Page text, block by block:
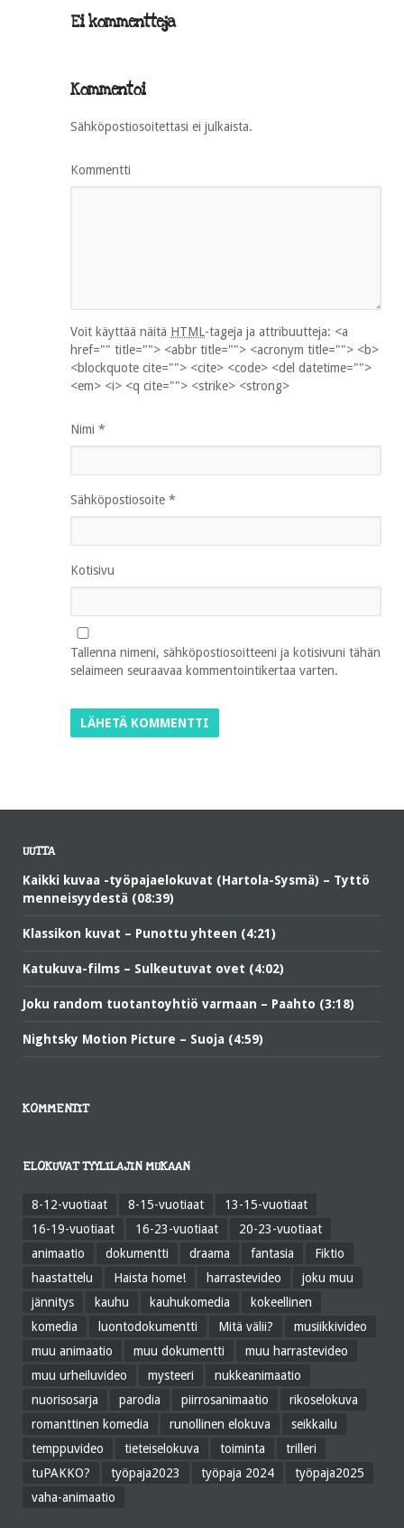
Ei kommentteja
Kommentoi
Sähköpostiosoitettasi ei julkaista.
Kommentti
Voit käyttää näitä HTML-tageja ja attribuutteja: <a
href="" title=""> <abbr title=""> <acronym title=""> <b>
<blockquote cite=""> <cite> <code> <del datetime="">
<em> <i> <q cite=""> <strike> <strong>
Nimi *
Sähköpostiosoite *
Kotisivu
Tallenna nimeni, sähköpostiosoitteeni ja kotisivuni tähän
selaimeen seuraavaa kommentointikertaa varten.
UUTTA
Kaikki kuvaa -työpajaelokuvat (Hartola-Sysmä) – Tyttö
menneisyydestä (08:39)
Klassikon kuvat – Punottu yhteen (4:21)
Katukuva-films – Sulkeutuvat ovet (4:02)
Joku random tuotantoyhtiö varmaan – Paahto (3:18)
Nightsky Motion Picture – Suoja (4:59)
KOMMENTIT
ELOKUVAT TYYLILAJIN MUKAAN
8-12-vuotiaat 8-15-vuotiaat
13-15-vuotiaat
16-19-vuotiaat
16-23-vuotiaat
20-23-vuotiaat
animaatio
dokumentti draama fantasia
Fiktio
haastattelu
Haista home! harrastevideo
joku muu
jännitys
kauhu kauhukomedia
kokeellinen
komedia
luontodokumentti Mitä välii?
musiikkivideo
muu animaatio
muu dokumentti
muu harrastevideo
muu urheiluvideo
mysteeri
nukkeanimaatio
nuorisosarja
parodia piirrosanimaatio
rikoselokuva
romanttinen komedia
runollinen elokuva
seikkailu
temppuvideo
tieteiselokuva toiminta
trilleri
tuPAKKO?
työpaja2023 työpaja 2024
työpaja2025
vaha-animaatio